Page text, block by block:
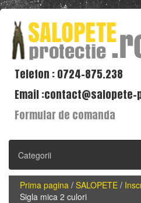
Telefon : 0724-875.238
Email
Formular de comanda
Categorii
Prima pagina / SALOPETE /
Sigla mica 2 culori